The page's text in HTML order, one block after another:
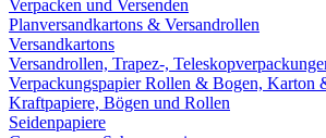
Verpacken und Versenden
Planversandkartons & Versandrollen
Versandkartons
Versandrollen, Trapez-,
Verpackungspapier Rollen & Bogen, Karton
Kraftpapiere, Bögen und Rollen
Seidenpapiere